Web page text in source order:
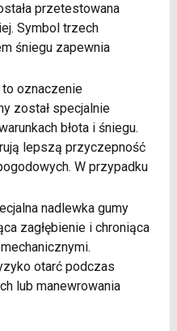
przetestowana
Symbol trzech
śniegu zapewnia
to oznaczenie
został specjalnie
błota i śniegu.
lepszą przyczepność
W przypadku
nadlewka gumy
zagłębienie i chroniąca
otarć podczas
lub manewrowania